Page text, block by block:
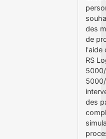
des
de
l'aide
RS
des